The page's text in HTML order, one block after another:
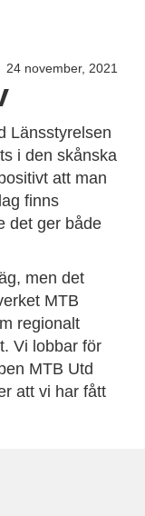
24 november, 2021
Länsstyrelsen
i den skånska
att man
finns
det ger både
men det
MTB
regionalt
Vi lobbar för
MTB Utd
att vi har fått